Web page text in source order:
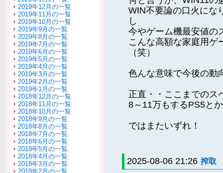
2019年12月の一覧
2019年11月の一覧
2019年10月の一覧
2019年9月の一覧
2019年8月の一覧
2019年7月の一覧
2019年6月の一覧
2019年5月の一覧
2019年4月の一覧
2019年3月の一覧
2019年2月の一覧
2019年1月の一覧
2018年12月の一覧
2018年11月の一覧
2018年10月の一覧
2018年9月の一覧
2018年8月の一覧
2018年7月の一覧
2018年6月の一覧
2018年5月の一覧
2018年4月の一覧
2018年3月の一覧
2018年2月の一覧
WIN不要論の口火にな
し
今やゲーム機最安値の
こんな高額な家庭用ゲ
（笑）
色んな意味で今後の動
正直・・ここまでのス
8～11万もするPS5と
ではまたいずれ！
2025-08-06 21:26 搾取